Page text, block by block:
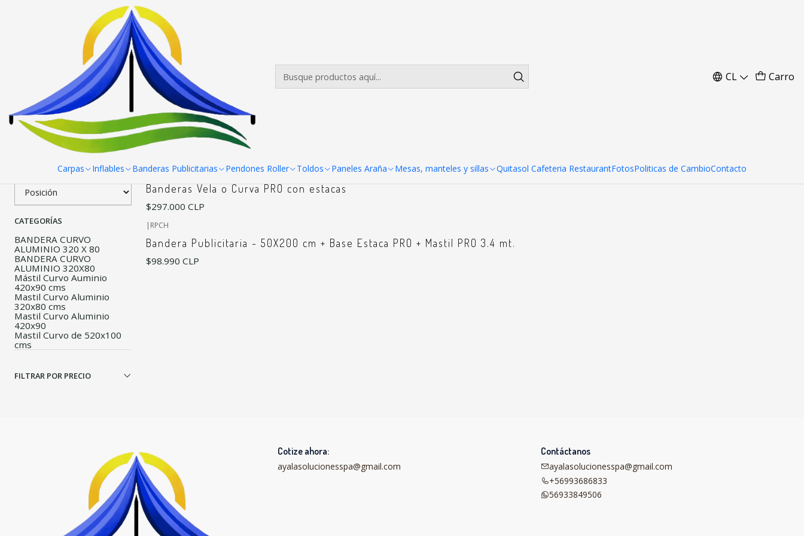
CL Carro
Carpas Inflables Banderas Publicitarias Pendones Roller Toldos Paneles Araña Mesas, manteles y sillas Quitasol Cafeteria RestaurantFotosPoliticas de CambioContacto
Banderas Publicitarias Curva o vela
Curva o vela
Filtrar Productos
1-3 de 3 productos
Aplicar filtros
ORDENAR POR
CATEGORÍAS
BANDERA CURVO
ALUMINIO 320 X 80
BANDERA CURVO
ALUMINIO 320X80
Mástil Curvo Auminio
420x90 cms
Mastil Curvo Aluminio
320x80 cms
Mastil Curvo Aluminio
420x90
Mastil Curvo de 520x100
cms
FILTRAR POR PRECIO
|RPCH
Banderas Vela o Curva
|
Banderas Vela o Curva PRO con estacas
$297.000 CLP
| RPCH
Bandera Publicitaria - 50X200 cm + Base Estaca PRO + Mastil PRO 3.4 mt.
$98.990 CLP
Cotize ahora:
ayalasolucionesspa@gmail.com
Contáctanos
ayalasolucionesspa@gmail.com
+56993686833
56933849506